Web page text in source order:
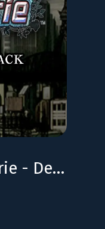
Dark Rose Valkyrie - Deluxe Pack